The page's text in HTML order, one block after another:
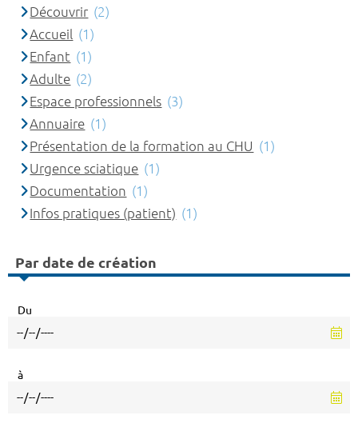
Découvrir (2)
Accueil (1)
Enfant (1)
Adulte (2)
Espace professionnels (3)
Annuaire (1)
Présentation de la formation au CHU (1)
Urgence sciatique (1)
Documentation (1)
Infos pratiques (patient) (1)
Par date de création
Du
à